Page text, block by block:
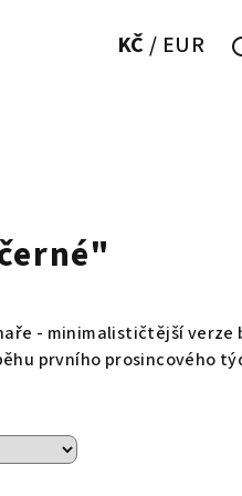
KČ / EUR
- minimalističtější verze
prvního prosincového